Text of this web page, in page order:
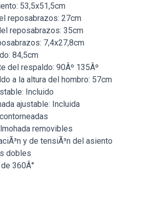
53,5x51,5cm
reposabrazos: 27cm
reposabrazos: 35cm
7,4x27,8cm
84,5cm
del respaldo: 90Âº 135Âº
a la altura del hombro: 57cm
Incluido
ajustable: Incluida
removibles
y de tensiÃ³n del asiento
dobles
360Â°